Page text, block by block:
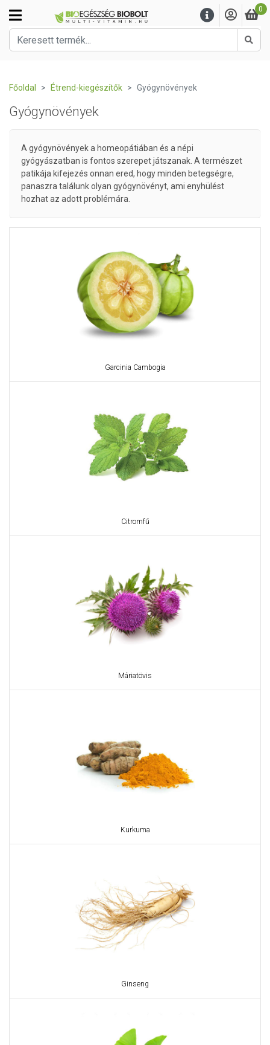
0
Főoldal Étrend-kiegészítők Gyógynövények
Gyógynövények
A gyógynövények a homeopátiában és a népi
gyógyászatban is fontos szerepet játszanak. A természet
patikája kifejezés onnan ered, hogy minden betegségre,
panaszra találunk olyan gyógynövényt, ami enyhülést
hozhat az adott problémára.
Garcinia Cambogia
Citromfű
Máriatövis
Kurkuma
Ginseng